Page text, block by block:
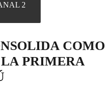
2
COMO
PRIMERA